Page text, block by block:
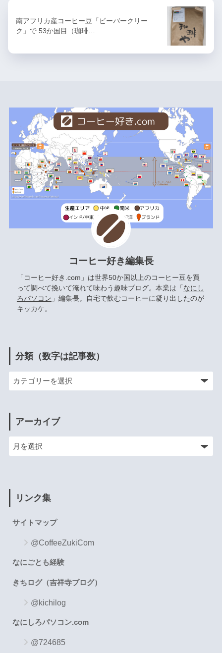
南アフリカ産コーヒー豆「ビーバークリー
ク」で 53か国目（珈琲…
コーヒー好き編集長
「コーヒー好き.com」は世界50か国以上のコーヒー豆を買
って調べて挽いて淹れて味わう趣味ブログ。本業は「 なにし
ろパソコン 」編集長。自宅で飲むコーヒーに凝り出したのが
キッカケ。
分類（数字は記事数）
アーカイブ
リンク集
サイトマップ
@CoffeeZukiCom
なにごとも経験
きちログ（吉祥寺ブログ）
@kichilog
なにしろパソコン.com
@724685